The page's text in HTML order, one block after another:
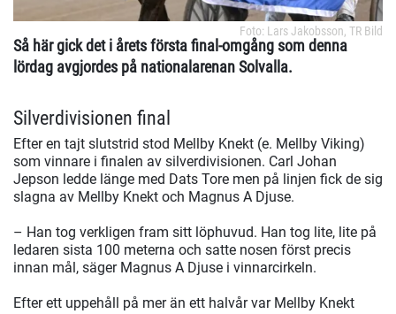
Foto: Lars Jakobsson, TR Bild
Så här gick det i årets första final-omgång som denna
lördag avgjordes på nationalarenan Solvalla.
Silverdivisionen final
Efter en tajt slutstrid stod Mellby Knekt (e. Mellby Viking)
som vinnare i finalen av silverdivisionen. Carl Johan
Jepson ledde länge med Dats Tore men på linjen fick de sig
slagna av Mellby Knekt och Magnus A Djuse.
– Han tog verkligen fram sitt löphuvud. Han tog lite, lite på
ledaren sista 100 meterna och satte nosen först precis
innan mål, säger Magnus A Djuse i vinnarcirkeln.
Efter ett uppehåll på mer än ett halvår var Mellby Knekt